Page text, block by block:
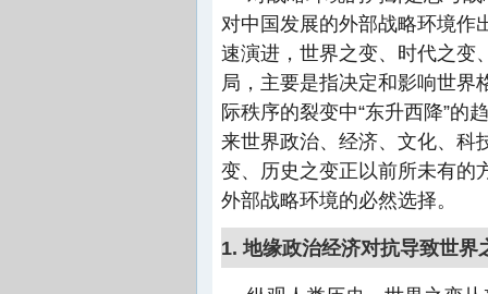
对中国发展的外部战略环境作
速演进，世界之变、时代之变
局，主要是指决定和影响世界
际秩序的裂变中“东升西降”的
来世界政治、经济、文化、科
变、历史之变正以前所未有的
外部战略环境的必然选择。
1. 地缘政治经济对抗导致世界